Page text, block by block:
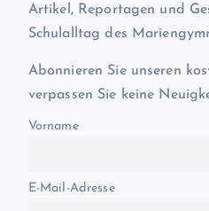
Artikel, Reportagen und
Schulalltag des
Abonnieren Sie unseren
verpassen Sie keine
Vorname
E-Mail-Adresse